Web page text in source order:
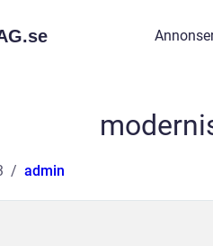
se
admin